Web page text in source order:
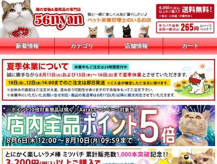
新着情報 カテゴリ 店舗情報 カート